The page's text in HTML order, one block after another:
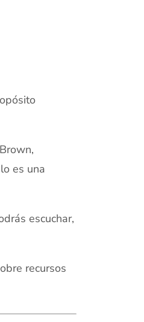
es una
escuchar,
recursos